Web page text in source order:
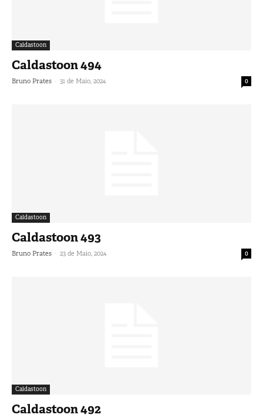
Caldastoon
Caldastoon 494
Bruno Prates - 31 de Maio, 2024 0
Caldastoon
Caldastoon 493
Bruno Prates - 23 de Maio, 2024 0
Caldastoon
Caldastoon 492